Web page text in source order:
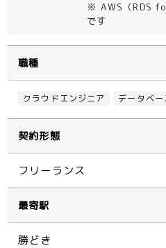
※ AWS（RDS
です
職種
クラウドエンジニア データベー
契約形態
フリーランス
最寄駅
勝どき